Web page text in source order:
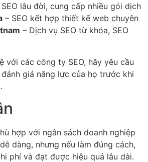
lâu đời, cung cấp nhiều gói dịch
– SEO kết hợp thiết kế web chuyên
– Dịch vụ SEO từ khóa, SEO
với các công ty SEO, hãy yêu cầu
giá năng lực của họ trước khi
hợp với ngân sách doanh nghiệp
dàng, nhưng nếu làm đúng cách,
phí và đạt được hiệu quả lâu dài.